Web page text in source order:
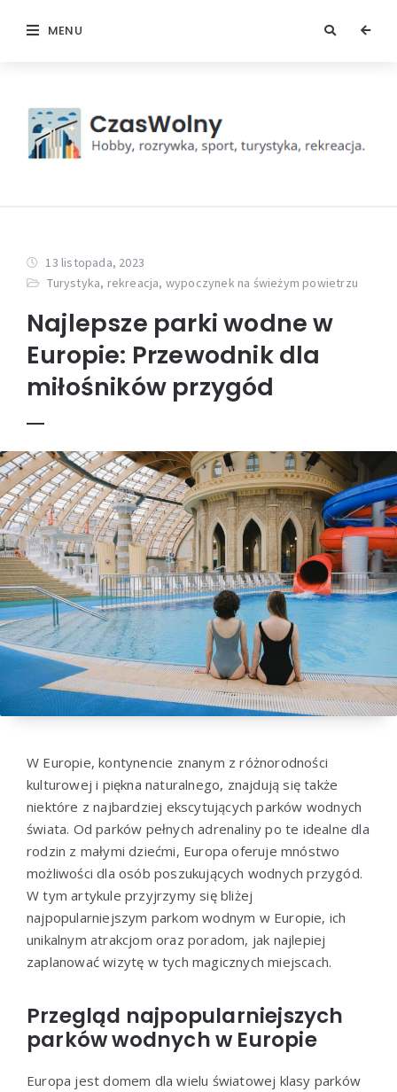
MENU
13 listopada, 2023
Turystyka, rekreacja, wypoczynek na świeżym powietrzu
Najlepsze parki wodne w
Europie: Przewodnik dla
miłośników przygód
W Europie, kontynencie znanym z różnorodności
kulturowej i piękna naturalnego, znajdują się także
niektóre z najbardziej ekscytujących parków wodnych
świata. Od parków pełnych adrenaliny po te idealne dla
rodzin z małymi dziećmi, Europa oferuje mnóstwo
możliwości dla osób poszukujących wodnych przygód.
W tym artykule przyjrzymy się bliżej
najpopularniejszym parkom wodnym w Europie, ich
unikalnym atrakcjom oraz poradom, jak najlepiej
zaplanować wizytę w tych magicznych miejscach.
Przegląd najpopularniejszych
parków wodnych w Europie
Europa jest domem dla wielu światowej klasy parków